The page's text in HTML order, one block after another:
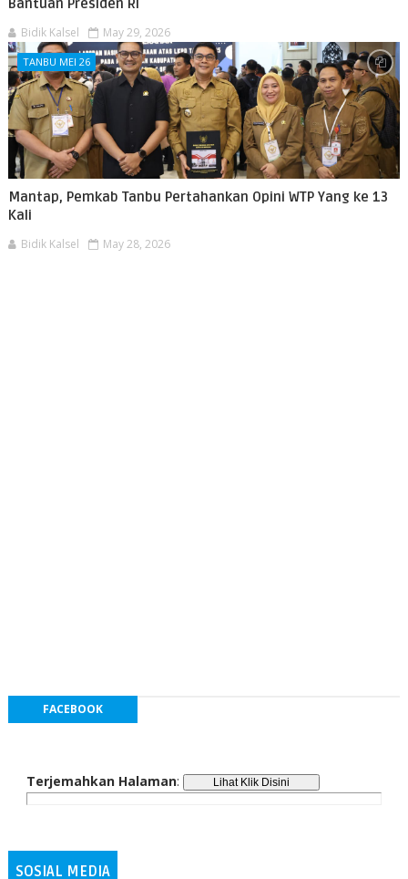
Bantuan Presiden RI
Bidik Kalsel May 29, 2026
TANBU MEI 26
Mantap, Pemkab Tanbu Pertahankan Opini WTP Yang ke 13
Kali
Bidik Kalsel May 28, 2026
FACEBOOK
Terjemahkan Halaman:
SOSIAL MEDIA